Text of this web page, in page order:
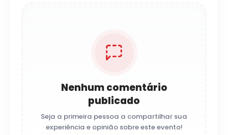
Nenhum comentário
publicado
Seja a primeira pessoa a compartilhar sua
experiência e opinião sobre este evento!